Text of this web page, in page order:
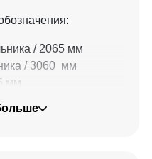
/ 2065 мм
/ 3060 мм
мм